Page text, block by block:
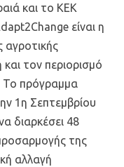
και το ΚΕΚ
είναι η
τον περιορισμό
Το πρόγραμμα
1η Σεπτεμβρίου
διαρκέσει 48
της
αλλαγή